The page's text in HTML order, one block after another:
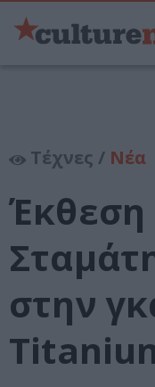
Τέχνες / Νέα
Έκθεση
στην